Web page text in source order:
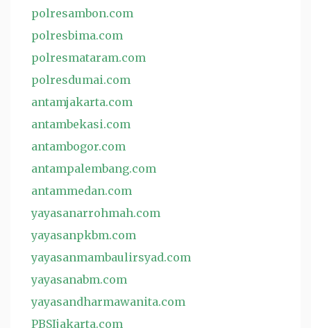
polresambon.com
polresbima.com
polresmataram.com
polresdumai.com
antamjakarta.com
antambekasi.com
antambogor.com
antampalembang.com
antammedan.com
yayasanarrohmah.com
yayasanpkbm.com
yayasanmambaulirsyad.com
yayasanabm.com
yayasandharmawanita.com
PBSIjakarta.com